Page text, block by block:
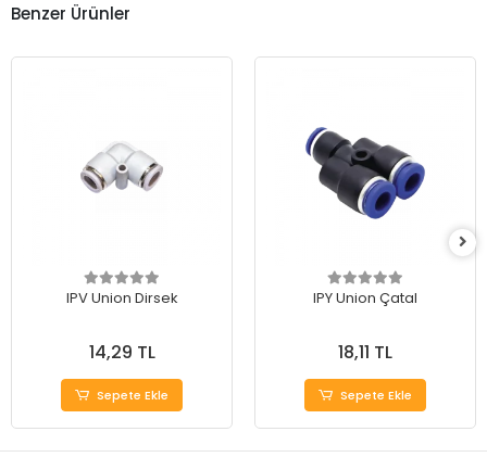
Benzer Ürünler
IPV Union Dirsek
14,29 TL
Sepete Ekle
IPY Union Çatal
18,11 TL
Sepete Ekle